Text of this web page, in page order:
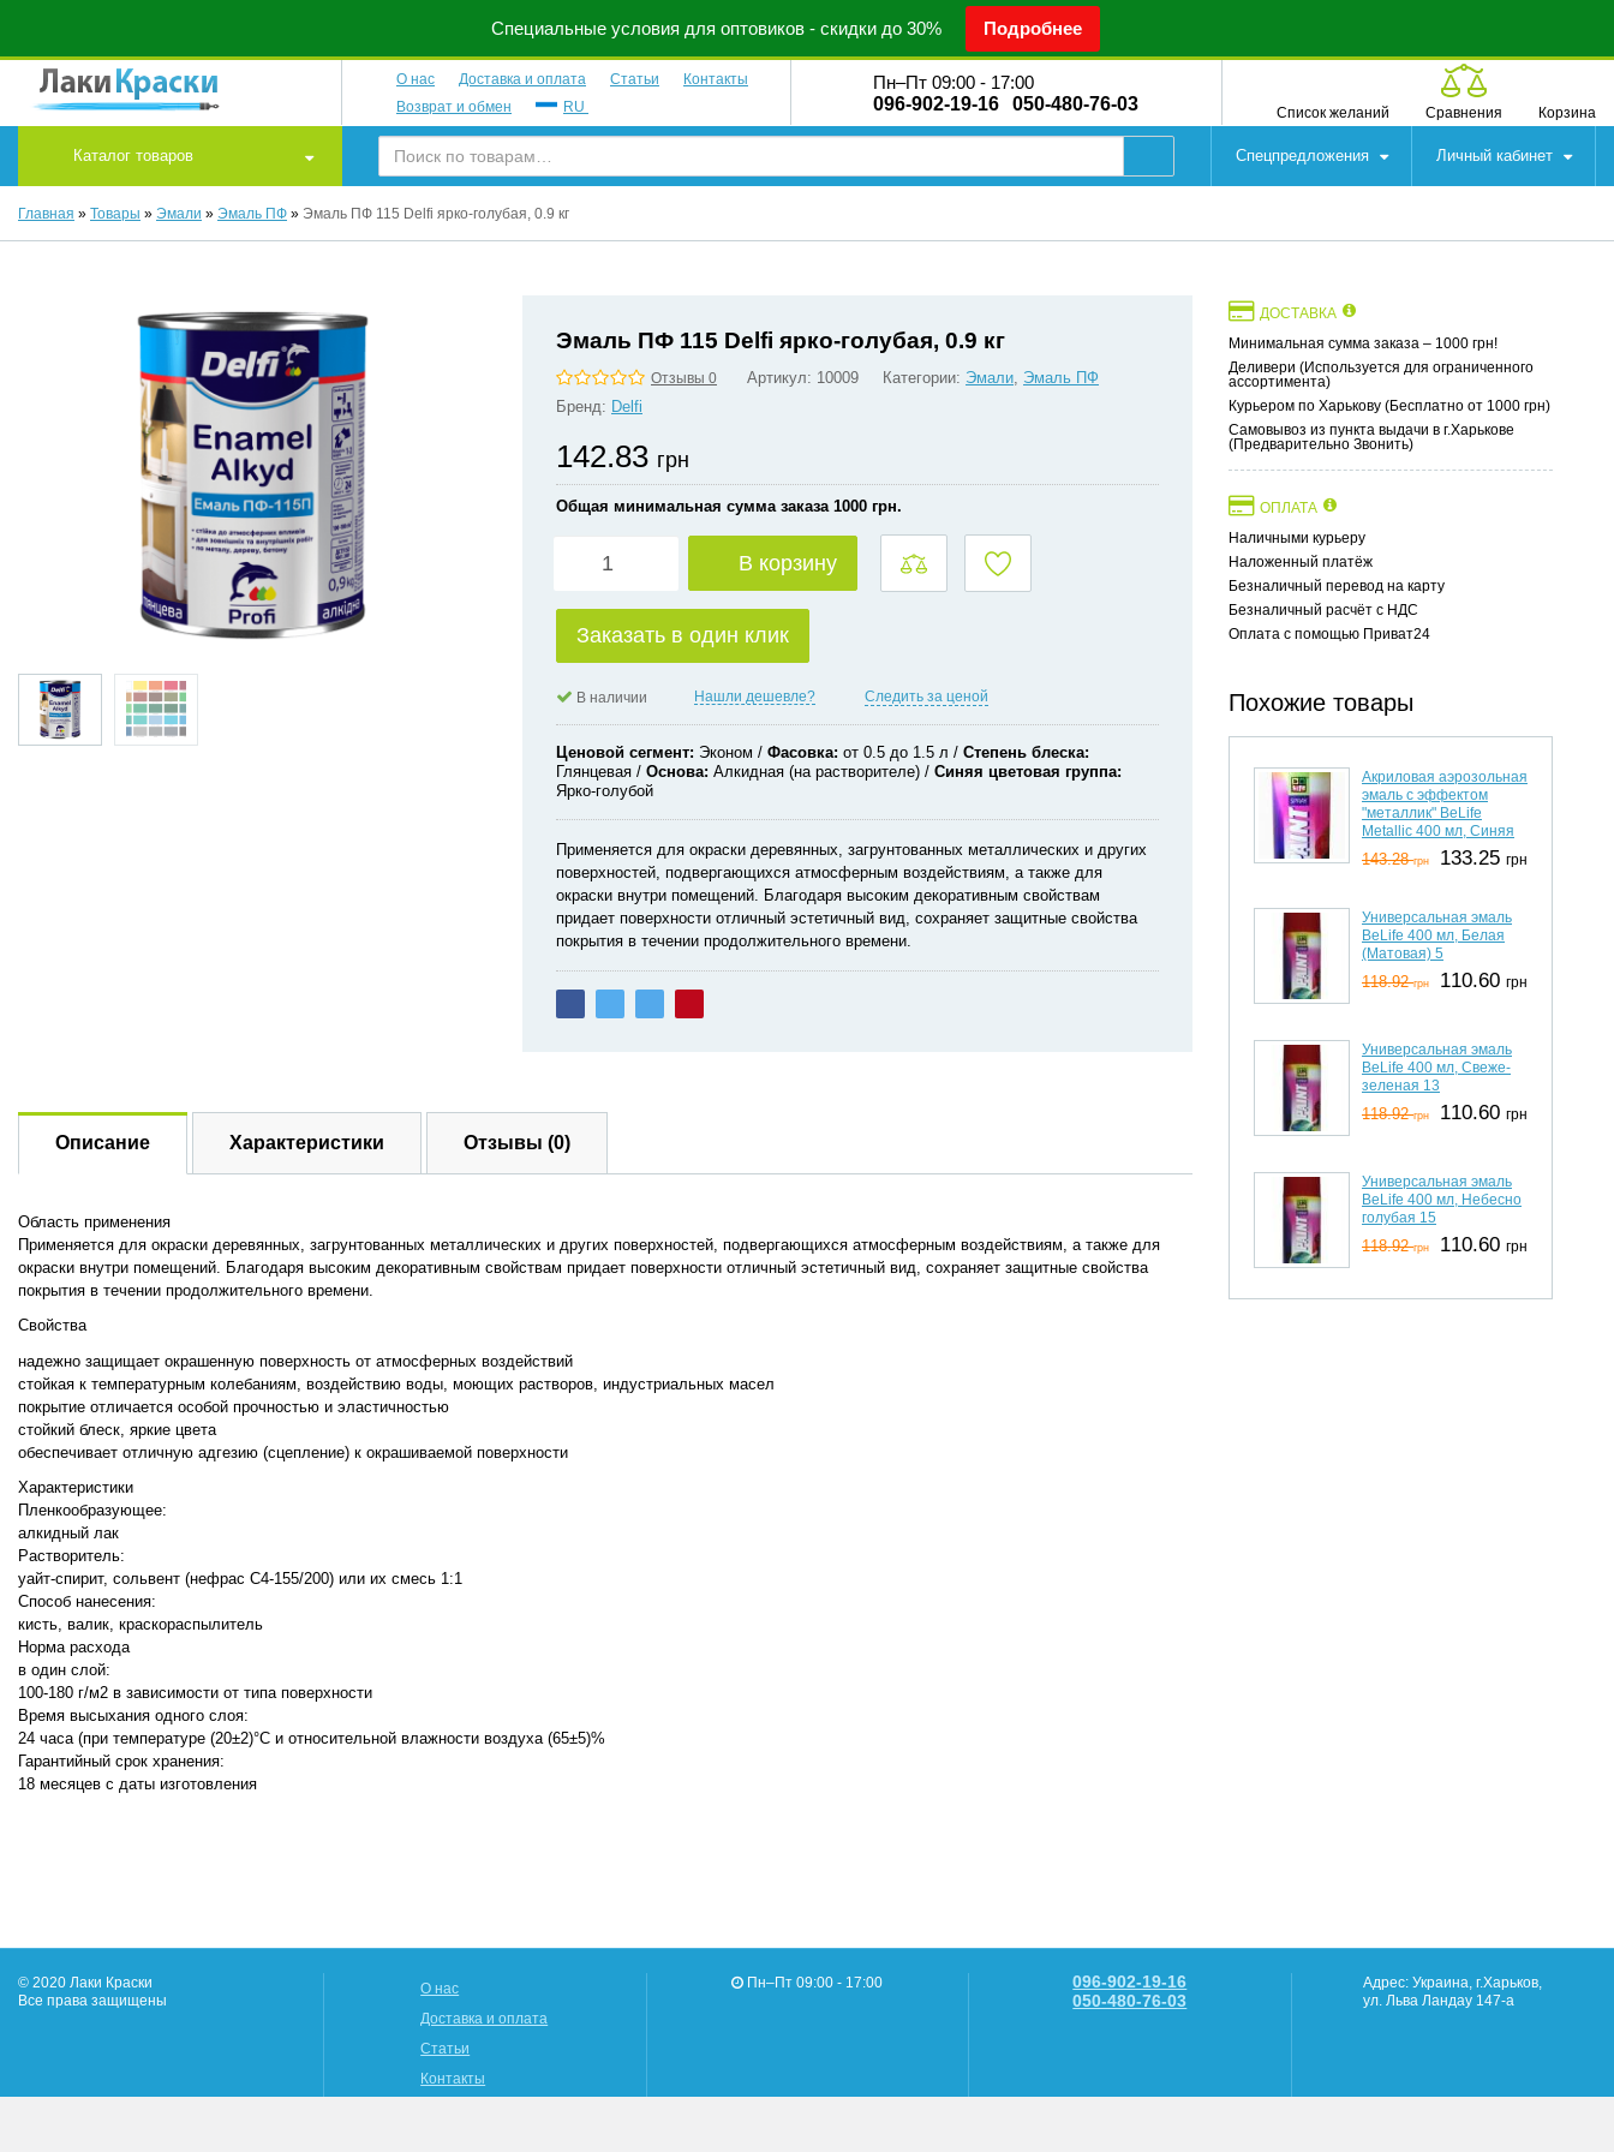
Специальные условия для оптовиков - скидки до 30% Подробнее
О нас Доставка и оплата Статьи
Контакты
Возврат и обмен
RU
Пн–Пт 09:00 - 17:00
096-902-19-16
050-480-76-03 Список желаний Сравнения Корзина
Каталог товаров Спецпредложения Личный кабинет
Главная » Товары » Эмали » Эмаль ПФ » Эмаль ПФ 115 Delfi ярко-голубая, 0.9 кг
Эмаль ПФ 115 Delfi ярко-голубая, 0.9 кг
Отзывы 0 Артикул: 10009 Категории: Эмали, Эмаль ПФ
Бренд: Delfi
142.83 грн
Общая минимальная сумма заказа 1000 грн.
В корзину
Заказать в один клик
В наличии Нашли дешевле? Следить за ценой
Ценовой сегмент Эконом Фасовка от 0.5 до 1.5 л
Степень блеска
Глянцевая
Основа Алкидная (на растворителе)
Синяя цветовая группа
Ярко-голубой
Применяется для окраски деревянных, загрунтованных металлических и других
поверхностей, подвергающихся атмосферным воздействиям, а также для
окраски внутри помещений. Благодаря высоким декоративным свойствам
придает поверхности отличный эстетичный вид, сохраняет защитные свойства
покрытия в течении продолжительного времени.
Описание
Область применения
Применяется для окраски деревянных, загрунтованных металлических и других поверхностей, подвергающихся атмосферным воздействиям, а также для
окраски внутри помещений. Благодаря высоким декоративным свойствам придает поверхности отличный эстетичный вид, сохраняет защитные свойства
покрытия в течении продолжительного времени.
Свойства
надежно защищает окрашенную поверхность от атмосферных воздействий
стойкая к температурным колебаниям, воздействию воды, моющих растворов, индустриальных масел
покрытие отличается особой прочностью и эластичностью
стойкий блеск, яркие цвета
обеспечивает отличную адгезию (сцепление) к окрашиваемой поверхности
Характеристики
Пленкообразующее:
алкидный лак
Растворитель:
уайт-спирит, сольвент (нефрас С4-155/200) или их смесь 1:1
Способ нанесения:
кисть, валик, краскораспылитель
Норма расхода
в один слой:
100-180 г/м2 в зависимости от типа поверхности
Время высыхания одного слоя:
24 часа (при температуре (20±2)°С и относительной влажности воздуха (65±5)%
Гарантийный срок хранения:
18 месяцев с даты изготовления
Характеристики Отзывы (0)
ДОСТАВКА
Минимальная сумма заказа – 1000 грн!
Деливери (Используется для ограниченного
ассортимента)
Курьером по Харькову (Бесплатно от 1000 грн)
Самовывоз из пункта выдачи в г.Харькове
(Предварительно Звонить)
ОПЛАТА
Наличными курьеру
Наложенный платёж
Безналичный перевод на карту
Безналичный расчёт с НДС
Оплата с помощью Приват24
Похожие товары
Акриловая аэрозольная
эмаль с эффектом
"металлик" BeLife
Metallic 400 мл, Синяя
143.28грн 133.25 грн
Универсальная эмаль
BeLife 400 мл, Белая
(Матовая) 5
118.92грн 110.60 грн
Универсальная эмаль
BeLife 400 мл, Свеже-
зеленая 13
118.92грн 110.60 грн
Универсальная эмаль
BeLife 400 мл, Небесно
голубая 15
118.92грн 110.60 грн
© 2020 Лаки Краски
Все права защищены
О нас
Доставка и оплата
Статьи
Контакты
Пн–Пт 09:00 - 17:00
096-902-19-16
050-480-76-03
Адрес: Украина, г.Харьков,
ул. Льва Ландау 147-а